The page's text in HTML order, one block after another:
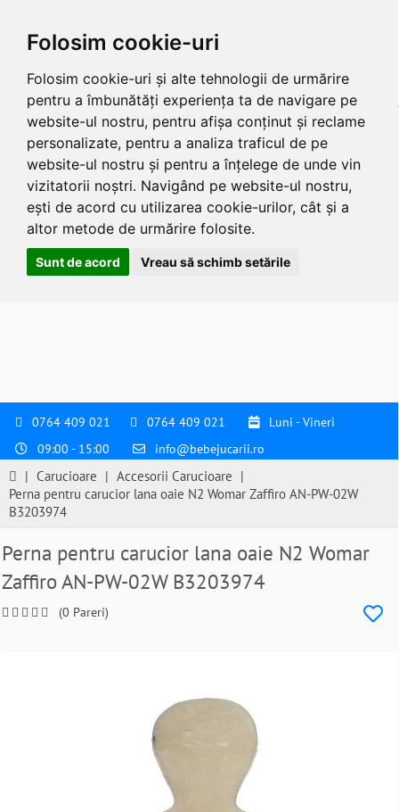
Folosim cookie-uri
Folosim cookie-uri și alte tehnologii de urmărire
pentru a îmbunătăți experiența ta de navigare pe
website-ul nostru, pentru afișa conținut și reclame
personalizate, pentru a analiza traficul de pe
website-ul nostru și pentru a înțelege de unde vin
vizitatorii noștri. Navigând pe website-ul nostru,
ești de acord cu utilizarea cookie-urilor, cât și a
altor metode de urmărire folosite.
Sunt de acord Vreau să schimb setările
0764 409 021 0764 409 021
Luni - Vineri
09:00 - 15:00
info@bebejucarii.ro
| Carucioare | Accesorii Carucioare |
Perna pentru carucior lana oaie N2 Womar Zaffiro AN-PW-02W
B3203974
Perna pentru carucior lana oaie N2 Womar
Zaffiro AN-PW-02W B3203974
(0 Pareri)